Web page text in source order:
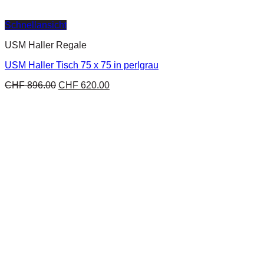
Schnellansicht
USM Haller Regale
USM Haller Tisch 75 x 75 in perlgrau
CHF896.00 CHF 620.00